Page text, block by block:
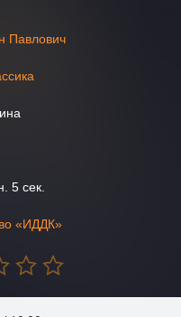
Павлович
5 сек.
«ИДДК»